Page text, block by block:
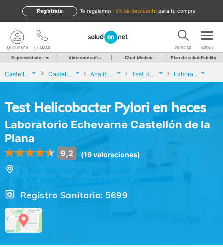
te regalamos -5% de descuento para tu compra
Regístrate
LLAMAR
MI CUENTA BUSCAR MENU
Especialidades Videoconsulta Chat Médico Plan de salud Fidelity
Castellón Castellón de la Plana/Castelló de la Plana Analíticas y Genética Test Helicobacter Pylori en heces Laboratorio Echevarne Castellón de la Plana
Test Helicobacter Pylori en heces
Laboratorio Echevarne Castellón de la
Plana
9,2 (16 valoraciones)
Calle Madrid, 4, Castellón de la
Plana/Castelló de la Plana (Castellón)
Registro Sanitario: 5699